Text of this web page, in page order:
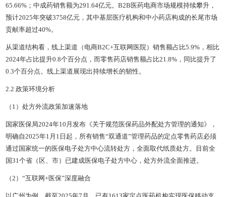
65.66%；中成药销售额为291.64亿元。B2B医药电商市场规模持续攀升，
预计2025年突破3758亿元，其中基层医疗机构和中小药店构成的长尾市场
贡献率超过40%。
从渠道结构看，线上渠道（电商B2C+互联网医院）销售额占比5.9%，相比
2024年占比提升0.8个百分点，而零售药店销售额占比21.8%，同比提升了
0.3个百分点。线上渠道展现出持续增长的韧性。
2.2 政策环境分析
（1）处方外流政策加速落地
国家医保局2024年10月发布《关于规范医保药品外配处方管理的通知》，
明确自2025年1月1日起，所有销售“双通道”管理药品的定点零售药店必须
通过国家统一的医保电子处方中心流转处方，全面取代纸质处方。目前全
国31个省（区、市）已建成医保电子处方中心，处方外流全面推进。
（2）“互联网+医保”深度融合
以广州为例，截至2025年7月，已有1613家定点医药机构实现医保移动支